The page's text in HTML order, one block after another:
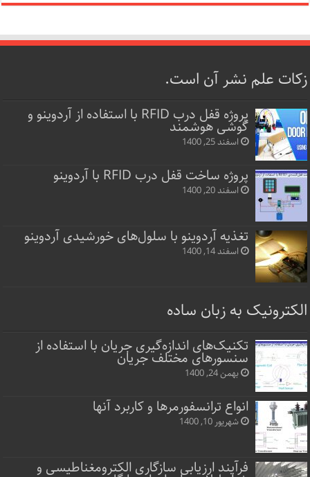
زکات علم نشر آن است.
پروژه قفل‌ درب RFID با استفاده از آردوینو و
گوشی هوشمند
اسفند 25, 1400
پروژه ساخت قفل‌ درب RFID با آردوینو
اسفند 20, 1400
تغذیه آردوینو با سلول‌های خورشیدی آردوینو
اسفند 14, 1400
الکترونیک به زبان ساده
تکنیک‌های اندازه‌گیری جریان با استفاده از
سنسورهای مختلف جریان
بهمن 24, 1400
انواع ترانسفورمرها و کاربرد آنها
شهریور 10, 1400
فرآیند ارزیابی سازگاری الکترومغناطیسی و